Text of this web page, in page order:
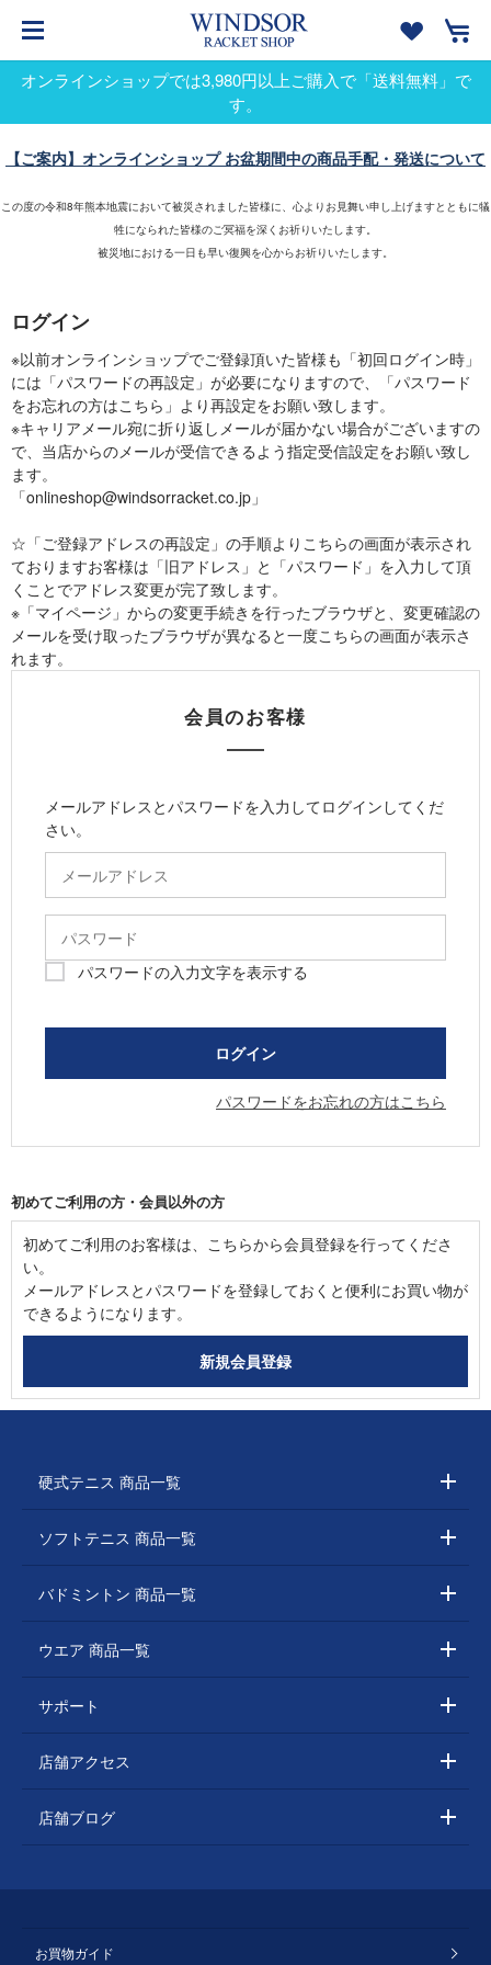
オンラインショップでは3,980円以上ご購入で「送料無料」で
す。
【ご案内】オンラインショップ お盆期間中の商品手配・発送について
この度の令和8年熊本地震において被災されました皆様に、心よりお見舞い申し上げますとともに犠
牲になられた皆様のご冥福を深くお祈りいたします。
被災地における一日も早い復興を心からお祈りいたします。
ログイン
※以前オンラインショップでご登録頂いた皆様も「初回ログイン時」
には「パスワードの再設定」が必要になりますので、「パスワード
をお忘れの方はこちら」より再設定をお願い致します。
※キャリアメール宛に折り返しメールが届かない場合がございますの
で、当店からのメールが受信できるよう指定受信設定をお願い致し
ます。
「onlineshop@windsorracket.co.jp」
☆「ご登録アドレスの再設定」の手順よりこちらの画面が表示され
ておりますお客様は「旧アドレス」と「パスワード」を入力して頂
くことでアドレス変更が完了致します。
※「マイページ」からの変更手続きを行ったブラウザと、変更確認の
メールを受け取ったブラウザが異なると一度こちらの画面が表示さ
れます。
会員のお客様
メールアドレスとパスワードを入力してログインしてくだ
さい。
パスワードの入力文字を表示する
パスワードをお忘れの方はこちら
初めてご利用の方・会員以外の方
初めてご利用のお客様は、こちらから会員登録を行ってくださ
い。
メールアドレスとパスワードを登録しておくと便利にお買い物が
できるようになります。
硬式テニス 商品一覧
ソフトテニス 商品一覧
バドミントン 商品一覧
ウエア 商品一覧
サポート
店舗アクセス
店舗ブログ
お買物ガイド